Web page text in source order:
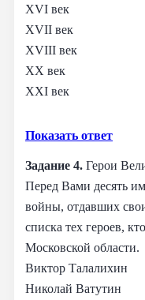
XVI век
XVII век
XVIII век
XX век
XXI век
Показать ответ
Задание 4. Герои
Перед Вами десять
войны, отдавших
списка тех героев,
Московской области.
Виктор Талалихин
Николай Ватутин